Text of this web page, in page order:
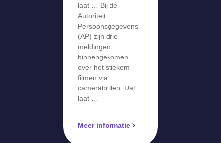
laat … Bij de
Autoriteit
Persoonsgegevens
(AP) zijn drie
meldingen
binnengekomen
over het stiekem
filmen via
camerabrillen. Dat
laat …
Meer informatie